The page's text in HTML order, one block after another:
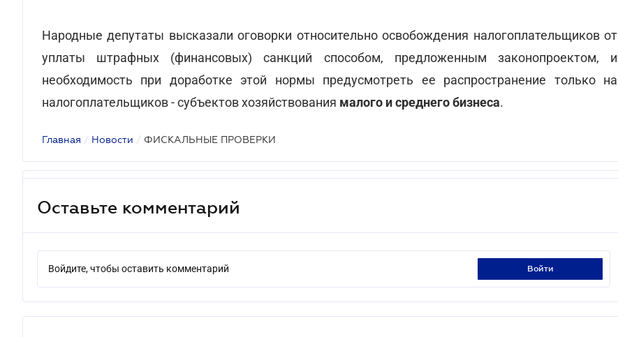
Народные депутаты высказали оговорки относительно освобождения налогоплательщиков от
уплаты штрафных (финансовых) санкций способом, предложенным законопроектом, и
необходимость при доработке этой нормы предусмотреть ее распространение только на
налогоплательщиков - субъектов хозяйствования малого и среднего бизнеса.
Главная / Новости / ФИСКАЛЬНЫЕ ПРОВЕРКИ
Оставьте комментарий
Войдите, чтобы оставить комментарий войти